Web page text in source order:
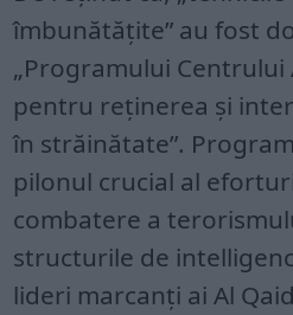
îmbunătăţite” au fost
„Programului
pentru reținerea și
în străinătate”.
pilonul crucial al
combatere a
structurile de
lideri marcanţi ai Al